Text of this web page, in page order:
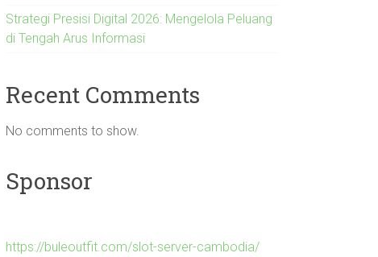
Strategi Presisi Digital 2026: Mengelola Peluang
di Tengah Arus Informasi
Recent Comments
No comments to show.
Sponsor
https://buleoutfit.com/slot-server-cambodia/